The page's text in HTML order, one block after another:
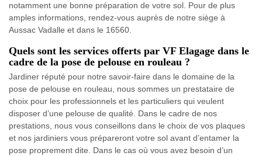
notamment une bonne préparation de votre sol. Pour de plus
amples informations, rendez-vous auprès de notre siège à
Aussac Vadalle et dans le 16560.
Quels sont les services offerts par VF Elagage dans le
cadre de la pose de pelouse en rouleau ?
Jardiner réputé pour notre savoir-faire dans le domaine de la
pose de pelouse en rouleau, nous sommes un prestataire de
choix pour les professionnels et les particuliers qui veulent
disposer d’une pelouse de qualité. Dans le cadre de nos
prestations, nous vous conseillons dans le choix de vos plaques
et nos jardiniers vous prépareront votre sol avant d’entamer la
pose proprement dite. Dans le cas où vous avez besoin d’un